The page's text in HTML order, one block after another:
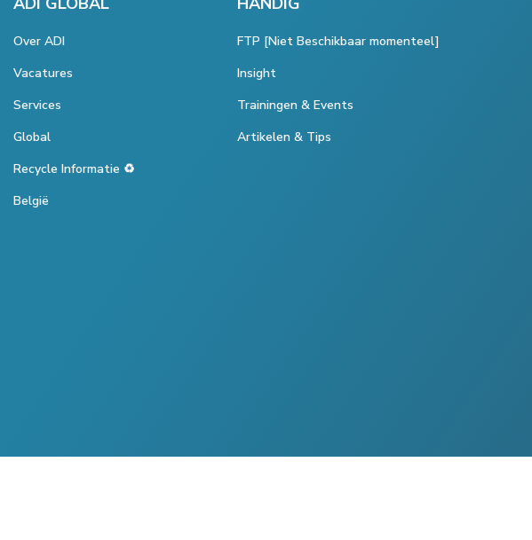
Over ADI
Vacatures
Services
Global
Recycle Informatie ♻️
België
FTP [Niet Beschikbaar momenteel]
Insight
Trainingen & Events
Artikelen & Tips